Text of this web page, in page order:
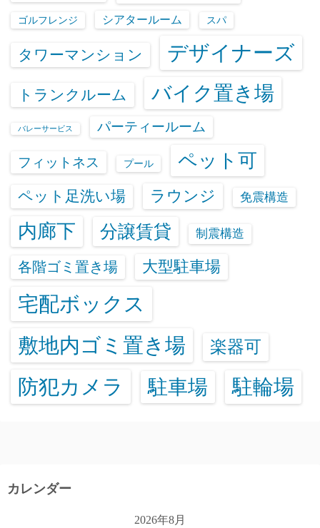
ゴルフレンジ シアタールーム スパ
タワーマンション デザイナーズ
トランクルーム バイク置き場
バレーサービス パーティールーム
フィットネス プール ペット可
ペット足洗い場 ラウンジ 免震構造
内廊下 分譲賃貸 制震構造
各階ゴミ置き場 大型駐車場
宅配ボックス
敷地内ゴミ置き場
楽器可
防犯カメラ 駐車場 駐輪場
カレンダー
2026年8月